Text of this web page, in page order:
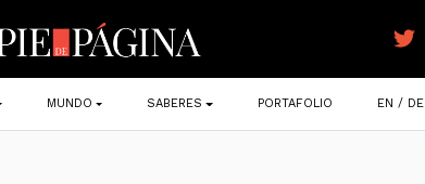
MUNDO SABERES PORTAFOLIO EN / DE